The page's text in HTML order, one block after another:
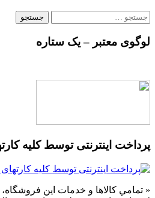
جستجو
برای:
لوگوی معتبر – یک ستاره
پرداخت اینترنتی توسط کلیه
« تمامي كالاها و خدمات اين